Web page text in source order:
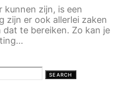
kunnen zijn, is een
zijn er ook allerlei zaken
te bereiken. Zo kan je
SEARCH